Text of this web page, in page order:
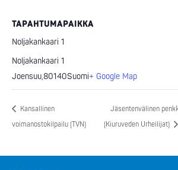
TAPAHTUMAPAIKKA
Noljakankaari 1
Noljakankaari 1
Joensuu,80140Suomi+ Google Map
Kansallinen
voimanostokilpailu (TVN)
Jäsentenvälinen
(Kiuruveden Urheilijat)